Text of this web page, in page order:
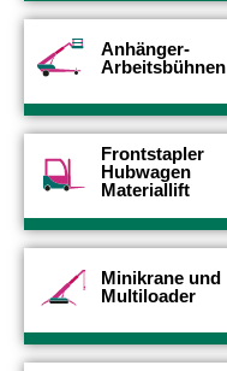
Anhänger-
Arbeitsbühnen
Frontstapler
Hubwagen
Materiallift
Minikrane und
Multiloader